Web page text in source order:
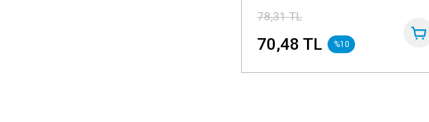
78,31 TL
70,48 TL %10